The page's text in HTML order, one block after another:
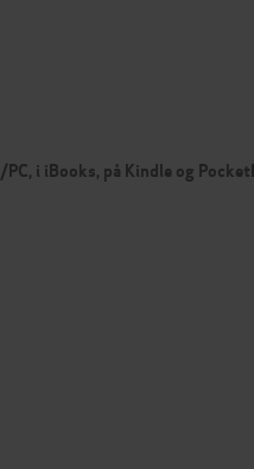
i iBooks, på Kindle og